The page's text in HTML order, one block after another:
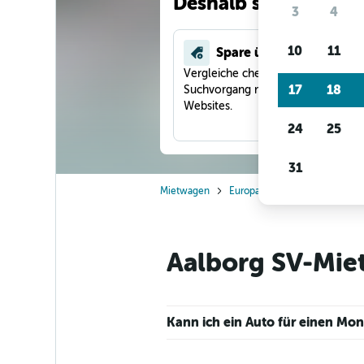
Spare über 40 %
Vergleiche checkfelix in einem
Suchvorgang mit anderen Reise-
Websites.
Mietwagen Europa
Aalborg SV-
Kann ich ein Auto für einen
3 4
10 11
17 18
24 25
31